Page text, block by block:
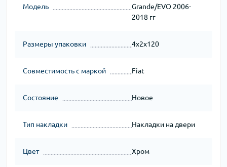
Модель
Grande/EVO 2006-
2018 гг
Размеры упаковки 4x2x120
Совместимость с маркой Fiat
Состояние Новое
Тип накладки Накладки на двери
Цвет Хром